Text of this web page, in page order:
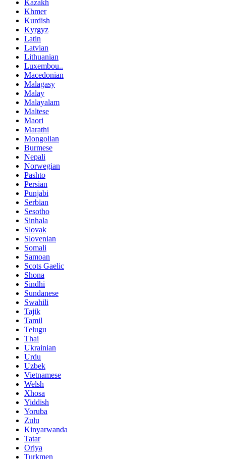
Kazakh
Khmer
Kurdish
Kyrgyz
Latin
Latvian
Lithuanian
Luxembou..
Macedonian
Malagasy
Malay
Malayalam
Maltese
Maori
Marathi
Mongolian
Burmese
Nepali
Norwegian
Pashto
Persian
Punjabi
Serbian
Sesotho
Sinhala
Slovak
Slovenian
Somali
Samoan
Scots Gaelic
Shona
Sindhi
Sundanese
Swahili
Tajik
Tamil
Telugu
Thai
Ukrainian
Urdu
Uzbek
Vietnamese
Welsh
Xhosa
Yiddish
Yoruba
Zulu
Kinyarwanda
Tatar
Oriya
Turkmen